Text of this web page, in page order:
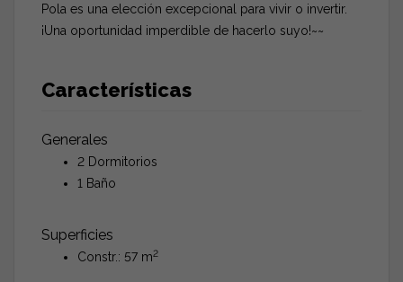
Pola es una elección excepcional para vivir o invertir.
¡Una oportunidad imperdible de hacerlo suyo!~~
Características
Generales
2 Dormitorios
1 Baño
Superficies
Constr.: 57 m2